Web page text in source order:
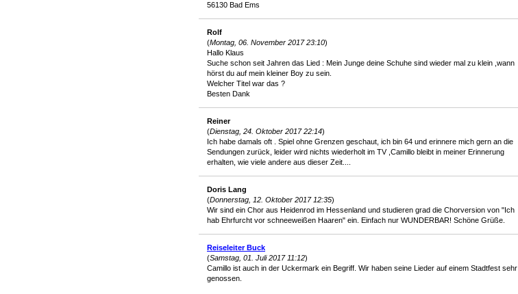
56130 Bad Ems
Rolf
(Montag, 06. November 2017 23:10)
Hallo Klaus
Suche schon seit Jahren das Lied : Mein Junge deine Schuhe sind wieder mal zu klein ,wann
hörst du auf mein kleiner Boy zu sein.
Welcher Titel war das ?
Besten Dank
Reiner
(Dienstag, 24. Oktober 2017 22:14)
Ich habe damals oft . Spiel ohne Grenzen geschaut, ich bin 64 und erinnere mich gern an die
Sendungen zurück, leider wird nichts wiederholt im TV ,Camillo bleibt in meiner Erinnerung
erhalten, wie viele andere aus dieser Zeit....
Doris Lang
(Donnerstag, 12. Oktober 2017 12:35)
Wir sind ein Chor aus Heidenrod im Hessenland und studieren grad die Chorversion von "Ich
hab Ehrfurcht vor schneeweißen Haaren" ein. Einfach nur WUNDERBAR! Schöne Grüße.
Reiseleiter Buck
(Samstag, 01. Juli 2017 11:12)
Camillo ist auch in der Uckermark ein Begriff. Wir haben seine Lieder auf einem Stadtfest sehr
genossen.